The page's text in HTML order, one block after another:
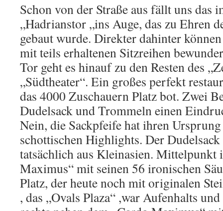
Schon von der Straße aus fällt uns das
„Hadrianstor „ins Auge, das zu Ehren
gebaut wurde. Direkter dahinter
mit teils erhaltenen Sitzreihen
Tor geht es hinauf zu den Resten des
„Südtheater“. Ein großes perfekt
das 4000 Zuschauern Platz bot. Zwei
Dudelsack und Trommeln einen
Nein, die Sackpfeife hat ihren
schottischen Highlights. Der
tatsächlich aus Kleinasien. Mittelpunkt
Maximus“ mit seinen 56 ironischen
Platz, der heute noch mit originalen
, das „Ovals Plaza“ ,war Aufenhalts